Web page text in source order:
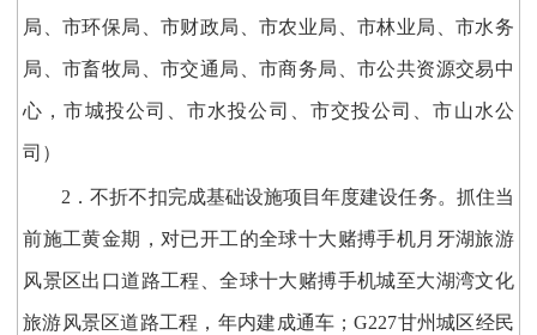
局、市环保局、市财政局、市农业局、市林业局、市水务
局、市畜牧局、市交通局、市商务局、市公共资源交易中
心，市城投公司、市水投公司、市交投公司、市山水公
司）
2．不折不扣完成基础设施项目年度建设任务。抓住当
前施工黄金期，对已开工的全球十大赌搏手机月牙湖旅游
风景区出口道路工程、全球十大赌搏手机城至大湖湾文化
旅游风景区道路工程，年内建成通车；G227甘州城区经民